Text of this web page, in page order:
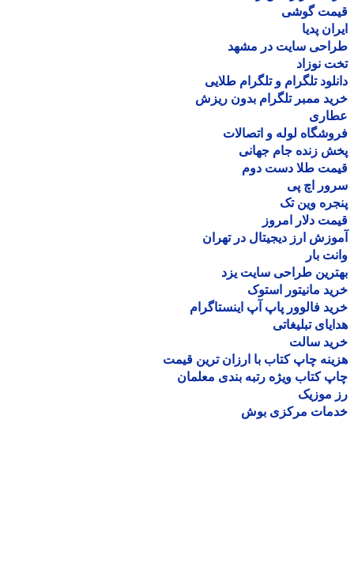
گوشی
پدیا
سایت در مشهد
نوزاد
تلگرام و تلگرام طلایی
ممبر تلگرام بدون ریزش
لوله و اتصالات
زنده جام جهانی
طلا دست دوم
اچ پی
وین تک
دلار امروز
ارز دیجیتال در تهران
بار
طراحی سایت یزد
مانیتور استوک
فالوور پاپ آپ اینستاگرام
تبلیغاتی
سالت
چاپ کتاب با ارزان ترین قیمت
کتاب ویژه رتبه بندی معلمان
موزیک
مرکزی بوش